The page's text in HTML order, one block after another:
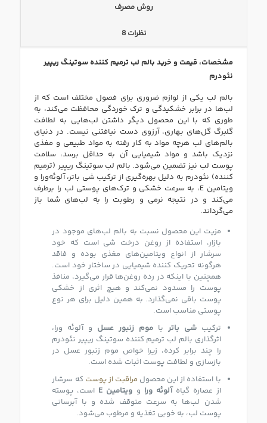
روش مصرف
نظرات8
مشخصات، قیمت و خرید بالم لب ترمیم کننده سوتینگ ریپیر
نئودرم
بالم لب یکی از لوازم ضروری برای فصول مختلف است که از
لب‌ها در برابر خشکیدگی و ترک خوردگی محافظت می‌کند، به
طوری که با این محصول دیگر داشتن لب‌هایی به لطافت
گلبرگ گل‌های بهاری، آرزوی دست نیافتنی نیست. در دنیای
بالم‌های لب هرچه مواد به کار رفته به مواد طبیعی و مغذی
نزدیک‌ باشد و مواد شیمیایی آن به حداقل برسد، سلامت
پوست لب نیز تضمین می‌شود. بالم لب سوتینگ ریپیر (ترمیم
کننده) نئودرم به دلیل بهره‌گیری از ترکیب شی باتر، آلوئه‌ورا و
ویتامین E، به سرعت خشکی و ترک‌های پوستی لب را برطرف
می‌کند و در نتیجه نرمی و رطوبت را به لب‌های شما باز
می‌گرداند.
مزیت این محصول نسبت به بالم‌ لب‌های موجود در
بازار، استفاده از روغن درخت شی است که خود
سرشار از انواع ویتامین‌های مغذی بوده و فاقد
هرگونه تحریک‌ کننده شیمیایی در ساختار خود است.
همچنین با اینکه در رده روغن‌ها قرار می‌گیرد، منافذ
پوست را مسدود نمی‌کند و هیچ اثری از خشکی
پوست باقی نمی‌گذارد. به همین دلیل برای هر نوع
پوستی مناسب است.
ترکیبشی باتر باموم زنبور عسل و آلوئه ورا،
اثرگذاری بالم لب ترمیم کننده سوتینگ ریپیر نئودرم
را چند برابر کرده، زیرا خواص موم زنبور عسل در
بازسازی و لطافت پوست اثبات شده است.
با استفاده از این محصول مراقبت از پوست که سرشار
از عصاره گیاه آلوئه‌ ورا و ویتامین E
است، پوسته
شدن لب‌ها به سرعت متوقف شده و با آبرسانی
پوست لب، به خوبی تغذیه و مرطوب می‌شود.